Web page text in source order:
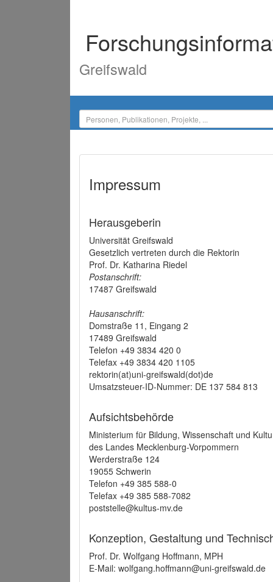
Greifswald
Impressum
Herausgeberin
Universität Greifswald
Gesetzlich vertreten durch die Rektorin
Prof. Dr. Katharina Riedel
Postanschrift:
17487 Greifswald
Hausanschrift:
Domstraße 11, Eingang 2
17489 Greifswald
Telefon +49 3834 420 0
Telefax +49 3834 420 1105
rektorin(at)uni-greifswald(dot)de
Umsatzsteuer-ID-Nummer: DE 137 584 813
Aufsichtsbehörde
Ministerium für Bildung, Wissenschaft und
des Landes Mecklenburg-Vorpommern
Werderstraße 124
19055 Schwerin
Telefon +49 385 588-0
Telefax +49 385 588-7082
poststelle@kultus-mv.de
Konzeption, Gestaltung und
Prof. Dr. Wolfgang Hoffmann, MPH
E-Mail: wolfgang.hoffmann@uni-greifswald.de